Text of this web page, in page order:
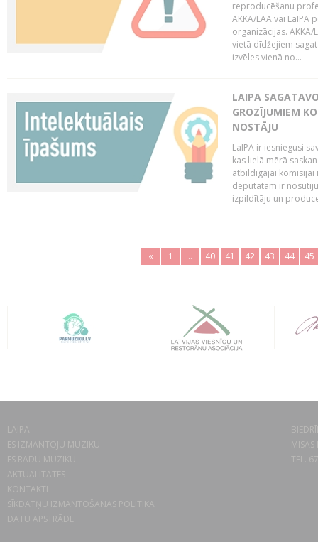
reproducēšanu
AKKA/LAA vai LaIPA
organizācijas.
vietā dīdžejiem
izvēles vienā no...
LAIPA
GROZĪJUMIEM
NOSTĀJU
LaIPA ir iesniegusi
kas lielā mērā
atbildīgajai komisijai
deputātam ir
izpildītāju un
« 1 .. 40 41 42 43 44 45
LAIPA
ES IZMANTOJU MŪZIKU
ES RADU MŪZIKU
AKTUALITĀTES
KONTAKTI
SĪKDATŅU IZMANTOŠANAS POLITIKA
DATU APSTRĀDE
TEL.